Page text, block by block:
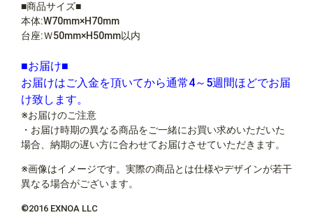
■商品サイズ■
本体:W70mm×H70mm
台座:Ｗ50mm×H50mm以内
■お届け■
お届けはご入金を頂いてから通常4～5週間ほどでお届
け致します。
※お届けのご注意
・お届け時期の異なる商品をご一緒にお買い求めいただいた
場合、納期の遅い方に合わせてお届けさせていただきます。
※画像はイメージです。実際の商品とは仕様やデザインが若干
異なる場合がございます。
©2016 EXNOA LLC